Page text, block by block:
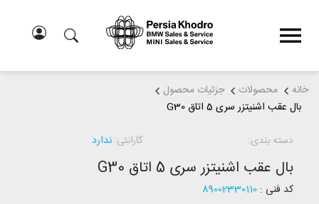
خانه محصولات
جزئیات محصول
بال عقب اشنیتزر سری 5 اتاق G30
دسته بندی:
گارانتی: ندارد
بال عقب اشنیتزر سری 5 اتاق G30
کد فنی : 89002330110